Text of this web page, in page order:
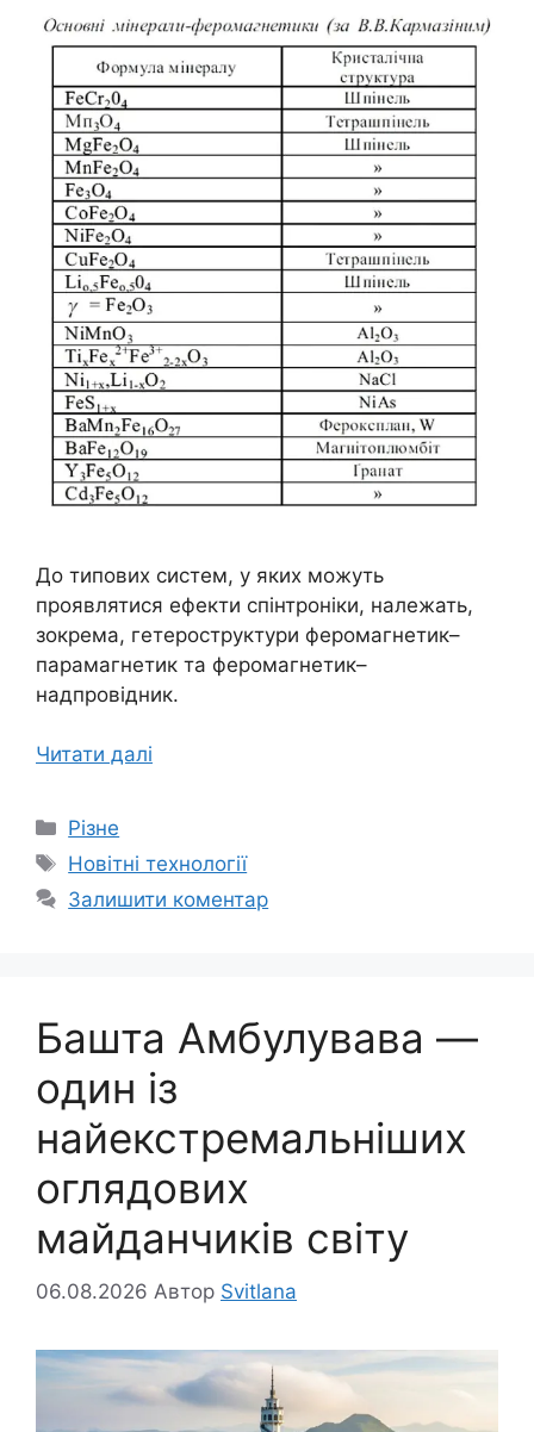
До типових систем, у яких можуть
проявлятися ефекти спінтроніки, належать,
зокрема, гетероструктури феромагнетик–
парамагнетик та феромагнетик–
надпровідник.
Читати далі
Категорії
Різне
Позначки
Новітні технології
Залишити коментар
Башта Амбулувава —
один із
найекстремальніших
оглядових
майданчиків світу
06.08.2026 Автор Svitlana